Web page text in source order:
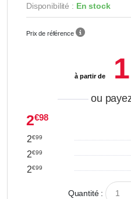
Disponibilité : En stock
Prix de référence
à partir de
ou
2€98
2€99
2€99
2€99
Quantité :